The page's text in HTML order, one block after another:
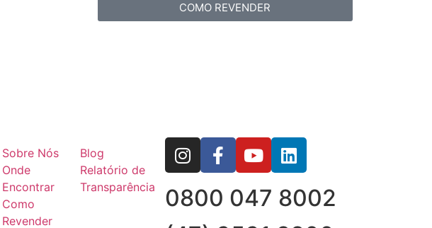
COMO REVENDER
Sobre Nós
Onde
Encontrar
Como
Revender
Blog
Relatório de
Transparência
0800 047 8002